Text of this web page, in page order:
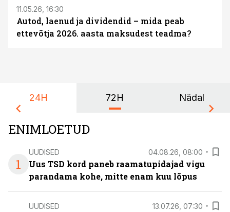
11.05.26, 16:30
Autod, laenud ja dividendid – mida peab
ettevõtja 2026. aasta maksudest teadma?
24H 72H Nädal
ENIMLOETUD
1
UUDISED 04.08.26, 08:00
Uus TSD kord paneb raamatupidajad vigu
parandama kohe, mitte enam kuu lõpus
UUDISED 13.07.26, 07:30